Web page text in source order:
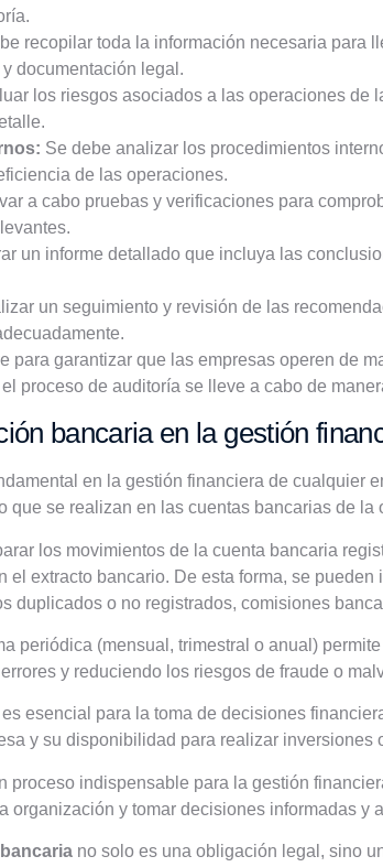
recopilar toda la información necesaria para
documentación legal.
los riesgos asociados a las operaciones de
Se debe analizar los procedimientos
de las operaciones.
a cabo pruebas y verificaciones para
un informe detallado que incluya las
un seguimiento y revisión de las
para garantizar que las empresas operen de
proceso de auditoría se lleve a cabo de
bancaria en la gestión
en la gestión financiera de cualquier
que se realizan en las cuentas bancarias de la
los movimientos de la cuenta bancaria
el extracto bancario. De esta forma, se
duplicados o no registrados, comisiones
periódica (mensual, trimestral o anual)
y reduciendo los riesgos de fraude o
esencial para la toma de decisiones
y su disponibilidad para realizar inversiones
proceso indispensable para la gestión
organización y tomar decisiones informadas y
no solo es una obligación legal, sino